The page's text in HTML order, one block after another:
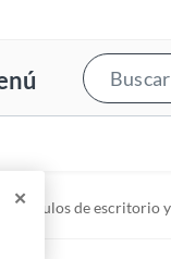
✕
Artículos de escritorio